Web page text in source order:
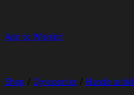
Add to Wishlist
Shop / Dyrecenter / Hunde